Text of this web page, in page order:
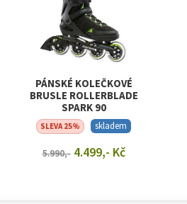
PÁNSKÉ KOLEČKOVÉ
BRUSLE ROLLERBLADE
SPARK 90
SLEVA 25% skladem
5.990,-4.499,- Kč